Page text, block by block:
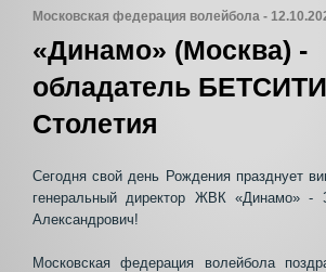
Московская федерация волейбола -
«Динамо» (Москва) -
обладатель
Столетия
Сегодня свой день Рождения празднует
генеральный директор ЖВК «Динамо» -
Александрович!
Московская федерация волейбола